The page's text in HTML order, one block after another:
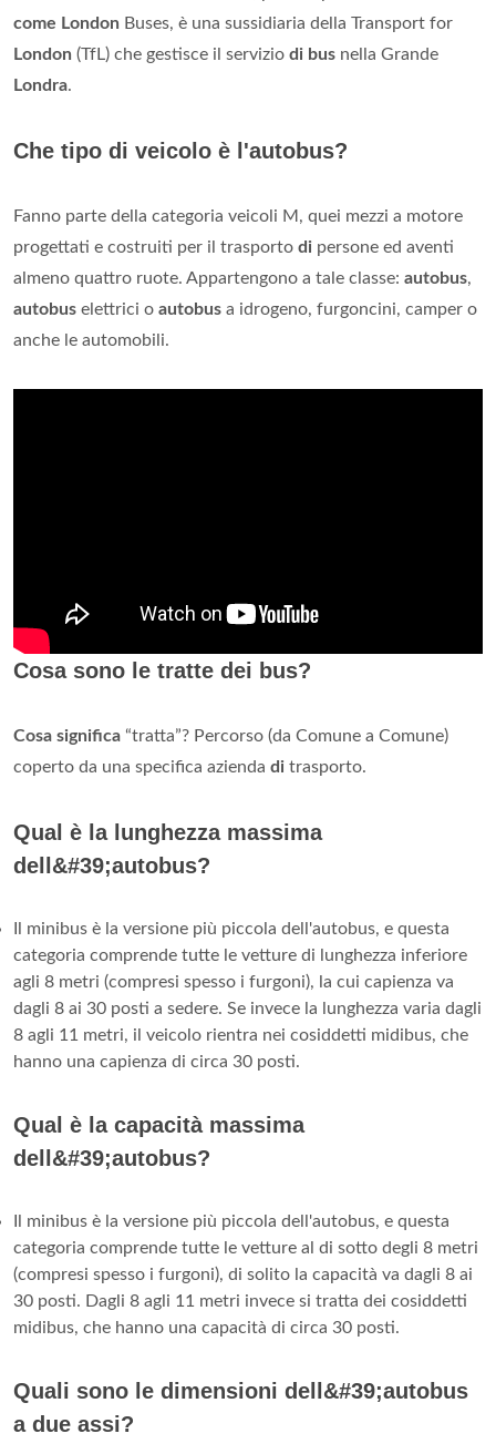
come London Buses, è una sussidiaria della Transport for
London (TfL) che gestisce il servizio di bus nella Grande
Londra.
Che tipo di veicolo è l'autobus?
Fanno parte della categoria veicoli M, quei mezzi a motore
progettati e costruiti per il trasporto di persone ed aventi
almeno quattro ruote. Appartengono a tale classe: autobus,
autobus elettrici o autobus a idrogeno, furgoncini, camper o
anche le automobili.
Cosa sono le tratte dei bus?
Cosa significa “tratta”? Percorso (da Comune a Comune)
coperto da una specifica azienda di trasporto.
Qual è la lunghezza massima
dell&#39;autobus?
Il minibus è la versione più piccola dell'autobus, e questa
categoria comprende tutte le vetture di lunghezza inferiore
agli 8 metri (compresi spesso i furgoni), la cui capienza va
dagli 8 ai 30 posti a sedere. Se invece la lunghezza varia dagli
8 agli 11 metri, il veicolo rientra nei cosiddetti midibus, che
hanno una capienza di circa 30 posti.
Qual è la capacità massima
dell&#39;autobus?
Il minibus è la versione più piccola dell'autobus, e questa
categoria comprende tutte le vetture al di sotto degli 8 metri
(compresi spesso i furgoni), di solito la capacità va dagli 8 ai
30 posti. Dagli 8 agli 11 metri invece si tratta dei cosiddetti
midibus, che hanno una capacità di circa 30 posti.
Quali sono le dimensioni dell&#39;autobus
a due assi?